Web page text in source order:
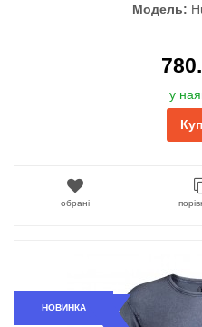
Модель:
у
обрані
НОВИНКА